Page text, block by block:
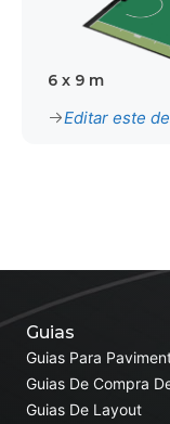
6 x 9 m
Editar este
Guias
Guias Para
Guias De Compra
Guias De Layout